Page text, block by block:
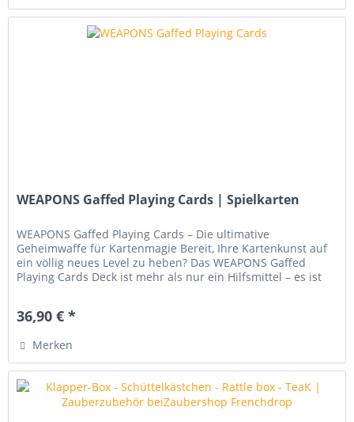
WEAPONS Gaffed Playing Cards | Spielkarten
WEAPONS Gaffed Playing Cards – Die ultimative
Geheimwaffe für Kartenmagie Bereit, Ihre Kartenkunst auf
ein völlig neues Level zu heben? Das WEAPONS Gaffed
Playing Cards Deck ist mehr als nur ein Hilfsmittel – es ist
36,90 € *
Merken